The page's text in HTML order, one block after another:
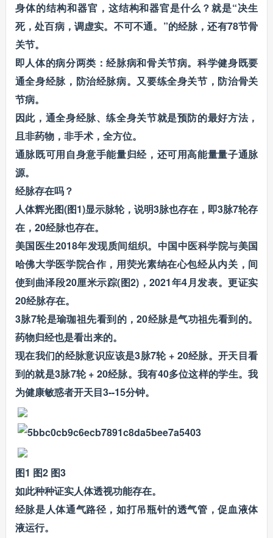
身体的结构和器官，这结构和器官是什么？就是“决生
死，处百病，调虚实。不可不通。”的经脉，还有78节骨
关节。
即人体的病分两类：经脉病和骨关节病。科学健身既要
通全身经脉，防治经脉病。又要练全身关节，防治骨关
节病。
因此，通全身经脉、练全身关节就是预防的最好方法，
且非药物，非手术，全方位。
通脉既可用自身意手能量归经，还可用高能量量子通脉
源。
经脉存在吗？
人体辉光图(图1)显示脉轮，说明3脉也存在，即3脉7轮存
在，20经脉也存在。
美国医生2018年发现质间组织。中国中医科学院与美国
哈佛大学医学院合作，用荧光素纳在心包经从内关，间
使到曲泽段20厘米示踪(图2)，2021年4月发表。更证实
20经脉存在。
3脉7轮是瑜珈祖先看到的，20经脉是气功祖先看到的。
药物归经也是看出来的。
现在我们的经脉意识应该是3脉7轮 + 20经脉。开天目看
到的就是3脉7轮 + 20经脉。我有40多位这样的学生。我
为健康敏惑者开天目3--15分钟。
图1 图2 图3
如此种种证实人体透视功能存在。
经脉是人体通气路径，如打吊瓶针的透气管，促血液体
液运行。